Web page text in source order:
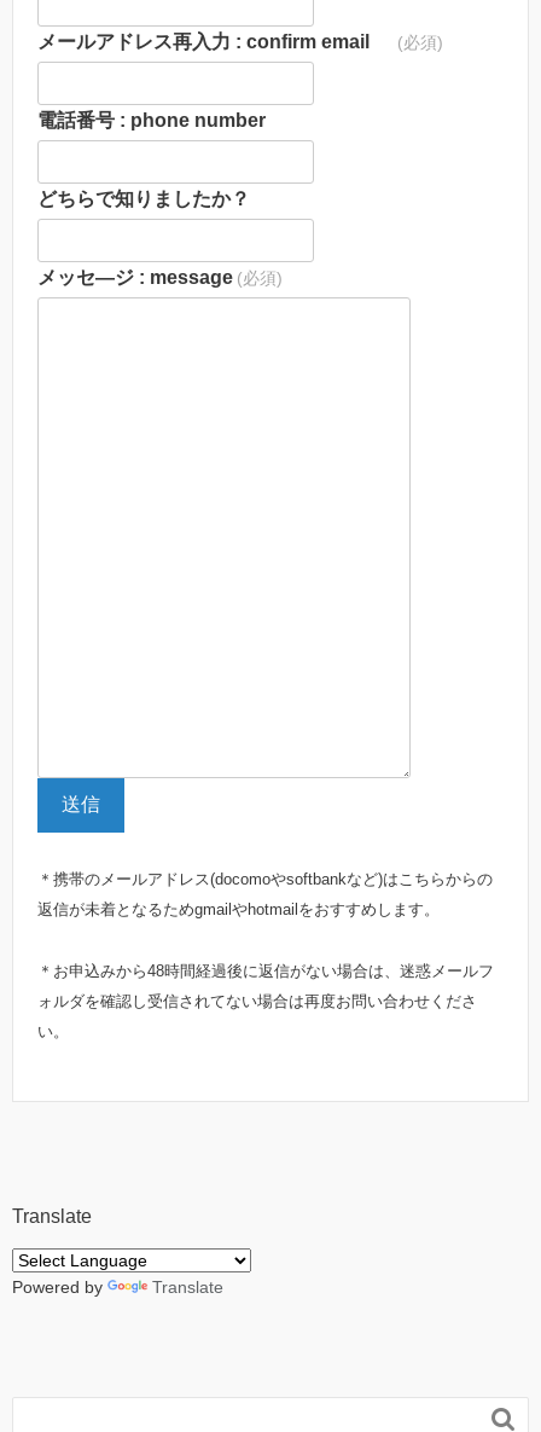
メールアドレス再入力 : confirm email (必須)
電話番号 : phone number
どちらで知りましたか？
メッセ―ジ : message (必須)
送信
＊携帯のメールアドレス(docomoやsoftbankなど)はこちらからの
返信が未着となるためgmailやhotmailをおすすめします。
＊お申込みから48時間経過後に返信がない場合は、迷惑メールフ
ォルダを確認し受信されてない場合は再度お問い合わせくださ
い。
Translate
Powered by Translate
